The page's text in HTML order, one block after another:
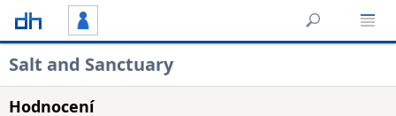
Salt and Sanctuary
Hodnocení